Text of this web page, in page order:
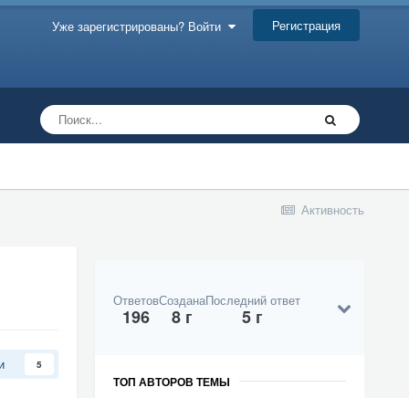
Уже зарегистрированы? Войти Регистрация
Активность
5
Ответов
196
Создана
8 г
Последний ответ
5 г
ТОП АВТОРОВ ТЕМЫ